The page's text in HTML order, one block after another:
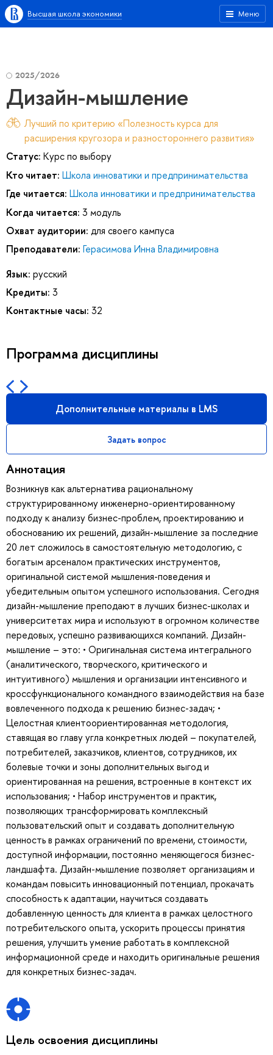
Меню
Высшая школа экономики
2025/2026
Дизайн-мышление
Лучший по критерию «Полезность курса для
расширения кругозора и разностороннего развития»
Статус: Курс по выбору
Кто читает: Школа инноватики и предпринимательства
Где читается: Школа инноватики и предпринимательства
Когда читается: 3 модуль
Охват аудитории: для своего кампуса
Преподаватели: Герасимова Инна Владимировна
Язык: русский
Кредиты: 3
Контактные часы: 32
Программа дисциплины
Дополнительные материалы в LMS
Задать вопрос
Аннотация
Возникнув как альтернатива рациональному
структурированному инженерно-ориентированному
подходу к анализу бизнес-проблем, проектированию и
обоснованию их решений, дизайн-мышление за последние
20 лет сложилось в самостоятельную методологию, с
богатым арсеналом практических инструментов,
оригинальной системой мышления-поведения и
убедительным опытом успешного использования. Сегодня
дизайн-мышление преподают в лучших бизнес-школах и
университетах мира и используют в огромном количестве
передовых, успешно развивающихся компаний. Дизайн-
мышление – это: • Оригинальная система интегрального
(аналитического, творческого, критического и
интуитивного) мышления и организации интенсивного и
кроссфункционального командного взаимодействия на базе
вовлеченного подхода к решению бизнес-задач; •
Целостная клиентоориентированная методология,
ставящая во главу угла конкретных людей – покупателей,
потребителей, заказчиков, клиентов, сотрудников, их
болевые точки и зоны дополнительных выгод и
ориентированная на решения, встроенные в контекст их
использования; • Набор инструментов и практик,
позволяющих трансформировать комплексный
пользовательский опыт и создавать дополнительную
ценность в рамках ограничений по времени, стоимости,
доступной информации, постоянно меняющегося бизнес-
ландшафта. Дизайн-мышление позволяет организациям и
командам повысить инновационный потенциал, прокачать
способность к адаптации, научиться создавать
добавленную ценность для клиента в рамках целостного
потребительского опыта, ускорить процессы принятия
решения, улучшить умение работать в комплексной
информационной среде и находить оригинальные решения
для конкретных бизнес-задач.
Цель освоения дисциплины